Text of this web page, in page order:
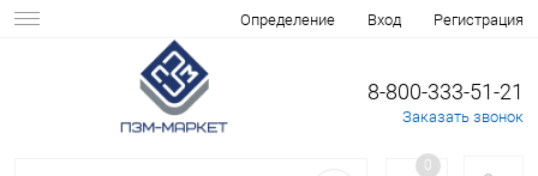
Определение Вход Регистрация
8-800-333-51-21
Заказать звонок
0